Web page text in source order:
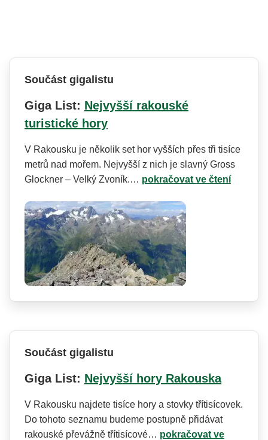
Součást gigalistu
Giga List: Nejvyšší rakouské
turistické hory
V Rakousku je několik set hor vyšších přes tři tisíce
metrů nad mořem. Nejvyšší z nich je slavný Gross
Glockner – Velký Zvoník.… pokračovat ve čtení
Součást gigalistu
Giga List: Nejvyšší hory Rakouska
V Rakousku najdete tisíce hory a stovky třítisícovek.
Do tohoto seznamu budeme postupně přidávat
rakouské převážně třítisícové… pokračovat ve